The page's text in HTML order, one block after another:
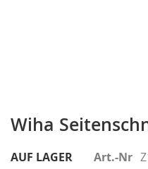
Wiha
AUF LAGER Art.-Nr
Anfang
der
Bildergalerie